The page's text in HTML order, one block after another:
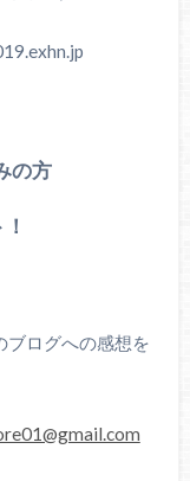
の方
ブログへの感想を